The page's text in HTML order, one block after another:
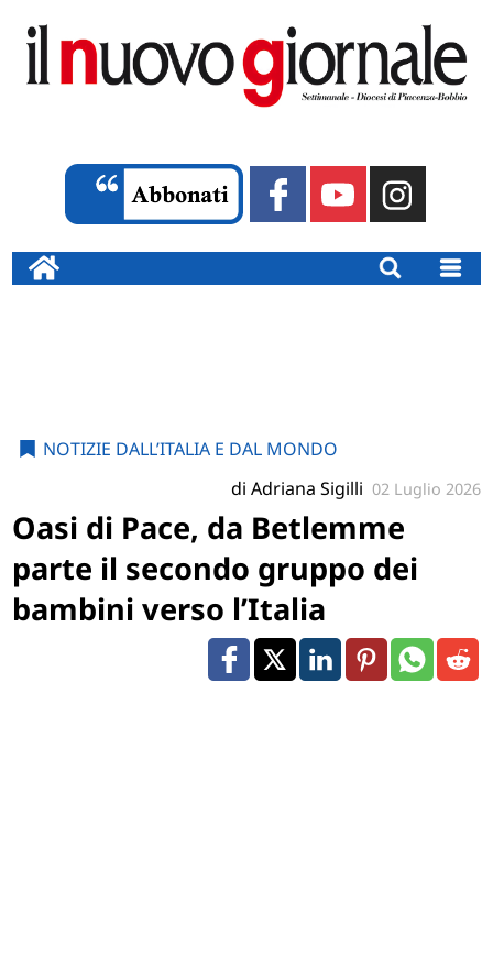
NOTIZIE DALL’ITALIA E DAL MONDO
di Adriana Sigilli 02 Luglio 2026
Oasi di Pace, da Betlemme
parte il secondo gruppo dei
bambini verso l’Italia